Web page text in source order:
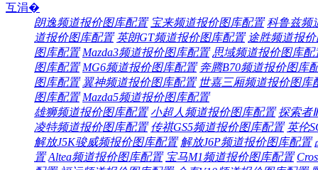
互涓�
朗逸频道报价图库配置 宝来频道报价图库配置 科鲁兹频
道报价图库配置 英朗GT频道报价图库配置 途胜频道报价
图库配置 Mazda3频道报价图库配置 思域频道报价图库配
图库配置 MG6频道报价图库配置 奔腾B70频道报价图库
图库配置 翼神频道报价图库配置 世嘉三厢频道报价图库
图库配置 Mazda5频道报价图库配置
雄狮频道报价图库配置 小超人频道报价图库配置 探索者
凌特频道报价图库配置 传祺GS5频道报价图库配置 英伦
解放J5K骏威频报价图库配置 解放J6P频道报价图库配置
置 Altea频道报价图库配置 宝马M1频道报价图库配置